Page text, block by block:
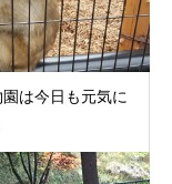
は今日も元気に